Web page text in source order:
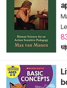
택